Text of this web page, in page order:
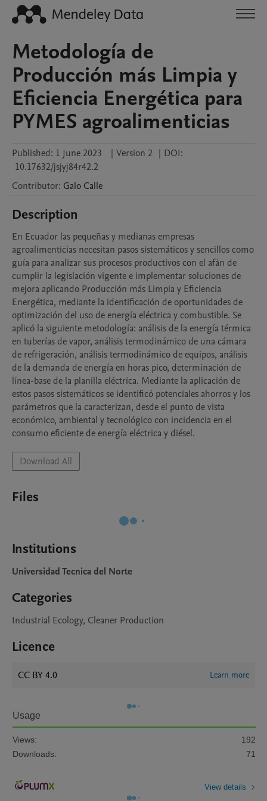
Metodología de
Producción más Limpia y
Eficiencia Energética para
PYMES agroalimenticias
Published: 1 June 2023 | Version 2 | DOI:
10.17632/jsjyj84r42.2
Contributor: Galo Calle
Description
En Ecuador las pequeñas y medianas empresas
agroalimenticias necesitan pasos sistemáticos y sencillos como
guía para analizar sus procesos productivos con el afán de
cumplir la legislación vigente e implementar soluciones de
mejora aplicando Producción más Limpia y Eficiencia
Energética, mediante la identificación de oportunidades de
optimización del uso de energía eléctrica y combustible. Se
aplicó la siguiente metodología: análisis de la energía térmica
en tuberías de vapor, análisis termodinámico de una cámara
de refrigeración, análisis termodinámico de equipos, análisis
de la demanda de energía en horas pico, determinación de
línea-base de la planilla eléctrica. Mediante la aplicación de
estos pasos sistemáticos se identificó potenciales ahorros y los
parámetros que la caracterizan, desde el punto de vista
económico, ambiental y tecnológico con incidencia en el
consumo eficiente de energía eléctrica y diésel.
Download All
Files
Institutions
Universidad Tecnica del Norte
Categories
Industrial Ecology, Cleaner Production
Licence
CC BY 4.0 Learn more
Usage
Views:
192
Downloads:
71
View details